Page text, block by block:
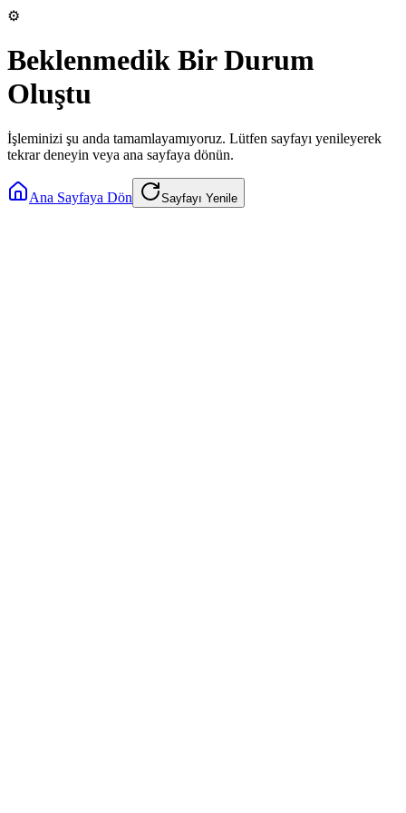
⚙️
Beklenmedik Bir Durum
Oluştu
İşleminizi şu anda tamamlayamıyoruz. Lütfen sayfayı yenileyerek
tekrar deneyin veya ana sayfaya dönün.
Ana Sayfaya Dön Sayfayı Yenile